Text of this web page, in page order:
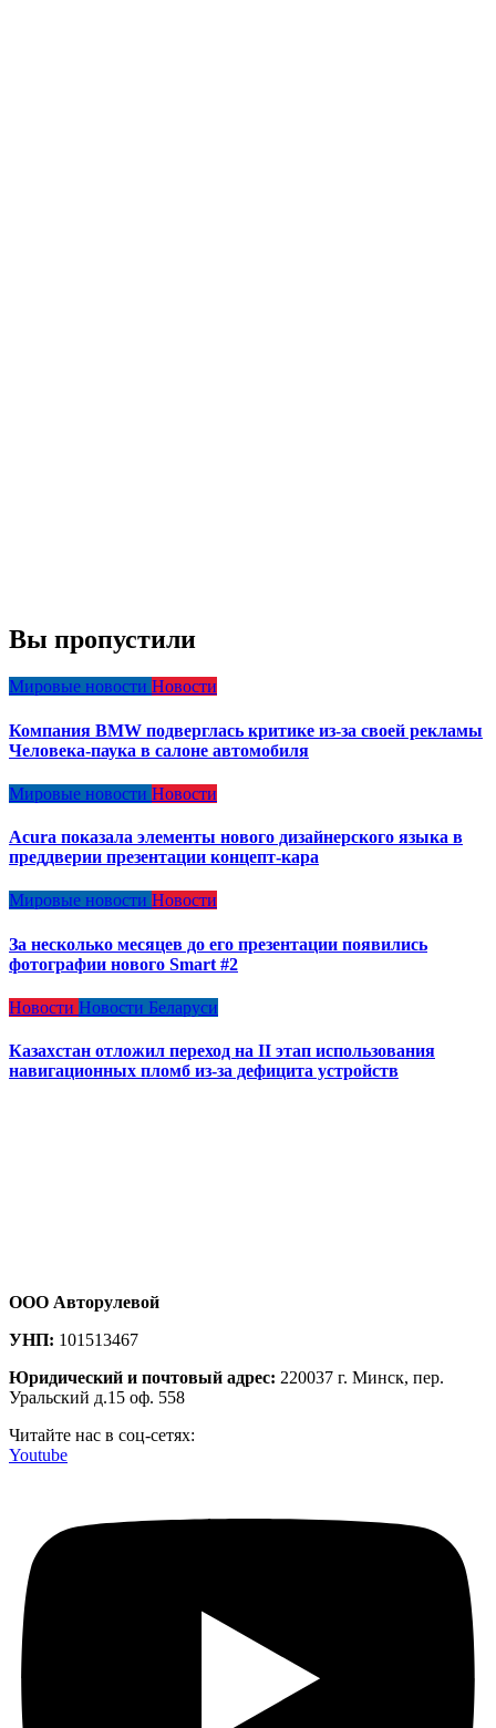
Вы пропустили
Мировые новости Новости
Компания BMW подверглась критике из-за своей рекламы
Человека-паука в салоне автомобиля
Мировые новости Новости
Acura показала элементы нового дизайнерского языка в
преддверии презентации концепт-кара
Мировые новости Новости
За несколько месяцев до его презентации появились
фотографии нового Smart #2
Новости Новости Беларуси
Казахстан отложил переход на II этап использования
навигационных пломб из-за дефицита устройств
ООО Авторулевой
УНП: 101513467
Юридический и почтовый адрес: 220037 г. Минск, пер.
Уральский д.15 оф. 558
Читайте нас в соц-сетях:
Youtube